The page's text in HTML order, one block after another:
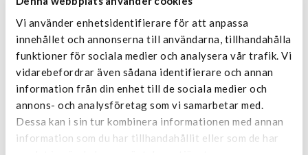
Vi använder enhetsidentifierare för att anpassa
innehållet och annonserna till användarna, tillhandahålla
funktioner för sociala medier och analysera vår trafik. Vi
vidarebefordrar även sådana identifierare och annan
information från din enhet till de sociala medier och
annons- och analysföretag som vi samarbetar med.
Dessa kan i sin tur kombinera informationen med annan
information som du har tillhandahållit eller som de har
24 maj 2024 | News, PR, Non Regulatory
Tempcon Group förvärvar Cold Star Logistics och stärker sin position i Mellansverige
25 mars 2024 | News, PR, Non Regulatory